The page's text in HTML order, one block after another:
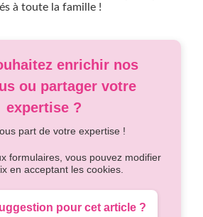
à toute la famille !
enrichir nos
ou partager votre
expertise ?
part de votre expertise !
formulaires, vous pouvez modifier
en acceptant les cookies.
pour cet article ?